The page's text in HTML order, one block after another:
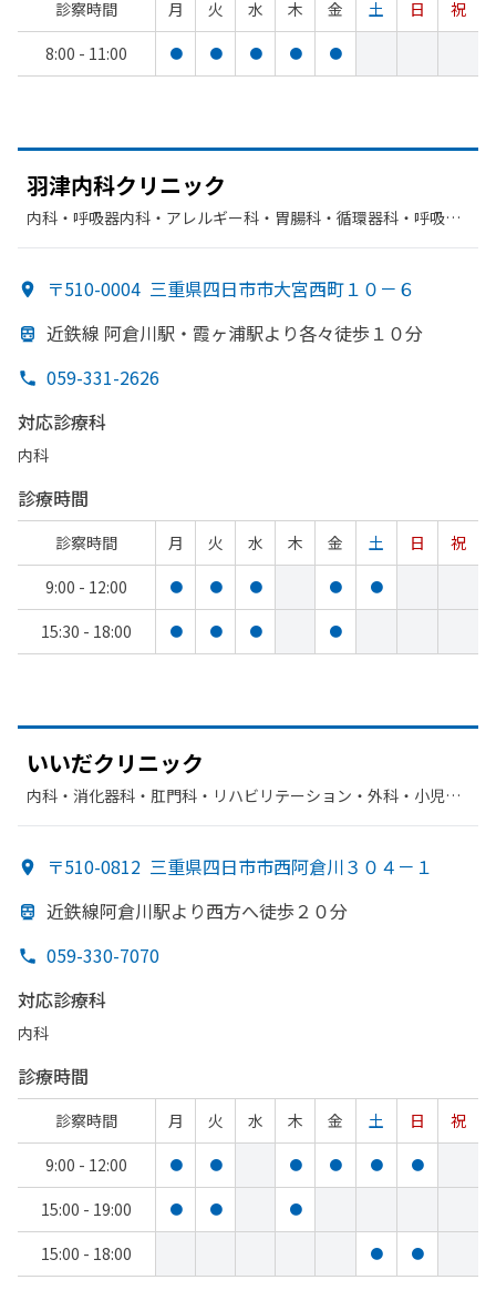
診察時間 月 火 水 木 金 土 日
祝
8:00 - 11:00
● ● ● ● ●
羽津内科クリニック
内科・​呼吸器内科・​アレルギー科・​胃腸科・​循環器科・​呼吸器
〒510-0004 三重県四日市市大宮西町１０－６
近鉄線 阿倉川駅・霞ヶ浦駅より各々徒歩１０分
059-331-2626
対応診療科
内科
診療時間
診察時間 月 火 水 木 金 土 日
祝
9:00 - 12:00
● ● ● ● ●
15:30 - 18:00 ● ● ● ●
いいだクリニック
内科・​消化器科・​肛門科・​リハビリテーション・​外科・​小児外
〒510-0812 三重県四日市市西阿倉川３０４－１
近鉄線阿倉川駅より西方へ徒歩２０分
059-330-7070
対応診療科
内科
診療時間
診察時間 月 火 水 木 金 土 日
祝
9:00 - 12:00
● ● ● ● ● ●
15:00 - 19:00 ● ● ●
15:00 - 18:00 ● ●